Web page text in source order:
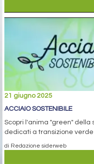
21 giugno 2025
ACCIAIO SOSTENIBILE
Scopri l'anima "green"
dedicati a transizione
di Redazione siderweb